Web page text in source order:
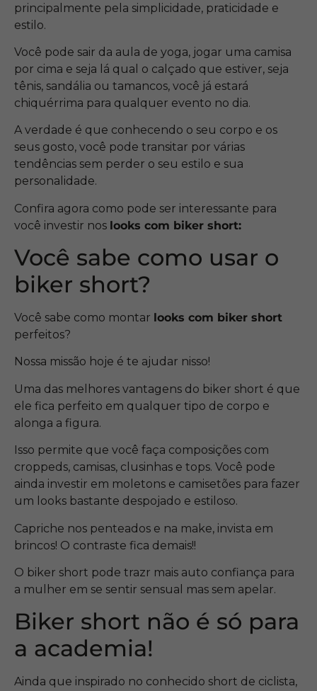
principalmente pela simplicidade, praticidade e
estilo.
Você pode sair da aula de yoga, jogar uma camisa
por cima e seja lá qual o calçado que estiver, seja
tênis, sandália ou tamancos, você já estará
chiquérrima para qualquer evento no dia.
A verdade é que conhecendo o seu corpo e os
seus gosto, você pode transitar por várias
tendências sem perder o seu estilo e sua
personalidade.
Confira agora como pode ser interessante para
você investir nos looks com biker short:
Você sabe como usar o
biker short?
Você sabe como montar looks com biker short
perfeitos?
Nossa missão hoje é te ajudar nisso!
Uma das melhores vantagens do biker short é que
ele fica perfeito em qualquer tipo de corpo e
alonga a figura.
Isso permite que você faça composições com
croppeds, camisas, clusinhas e tops. Você pode
ainda investir em moletons e camisetões para fazer
um looks bastante despojado e estiloso.
Capriche nos penteados e na make, invista em
brincos! O contraste fica demais!!
O biker short pode trazr mais auto confiança para
a mulher em se sentir sensual mas sem apelar.
Biker short não é só para
a academia!
Ainda que inspirado no conhecido short de ciclista,